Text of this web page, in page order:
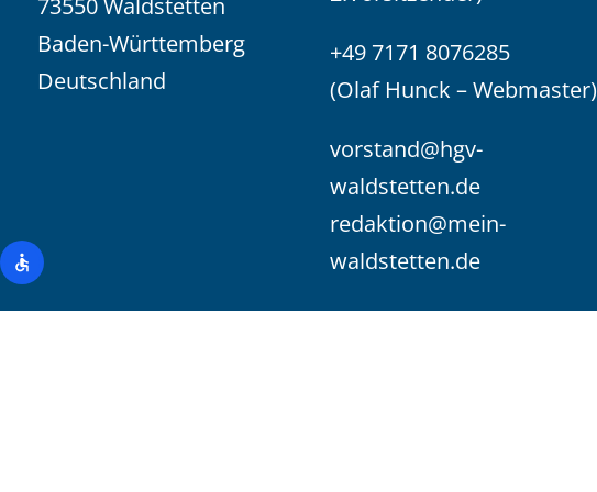
Baden-Württemberg
Deutschland
+49 7171 8076285
(Olaf Hunck – Webmaster)
vorstand@hgv-
waldstetten.de
redaktion@mein-
waldstetten.de